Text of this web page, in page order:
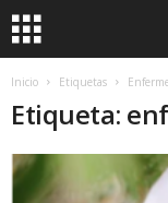
Inicio Etiquetas
Etiqueta: